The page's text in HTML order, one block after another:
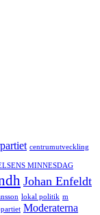
centrumutveckling
MINNESDAG
Johan Enfeldt
lokal politik m
Moderaterna